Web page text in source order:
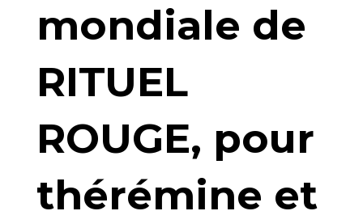
mondiale de
RITUEL
ROUGE, pour
thérémine et